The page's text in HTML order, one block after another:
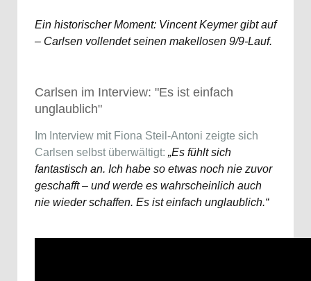
Ein historischer Moment: Vincent Keymer gibt auf
– Carlsen vollendet seinen makellosen 9/9-Lauf.
Carlsen im Interview: "Es ist einfach
unglaublich"
Im Interview mit Fiona Steil-Antoni zeigte sich
Carlsen selbst überwältigt: „Es fühlt sich
fantastisch an. Ich habe so etwas noch nie zuvor
geschafft – und werde es wahrscheinlich auch
nie wieder schaffen. Es ist einfach unglaublich.“